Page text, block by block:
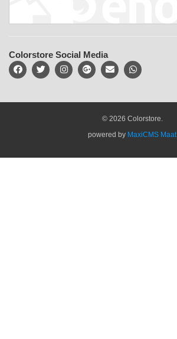
Colorstore Social Media
© 2026 Colorstore.
powered by MaxiCMS Maat